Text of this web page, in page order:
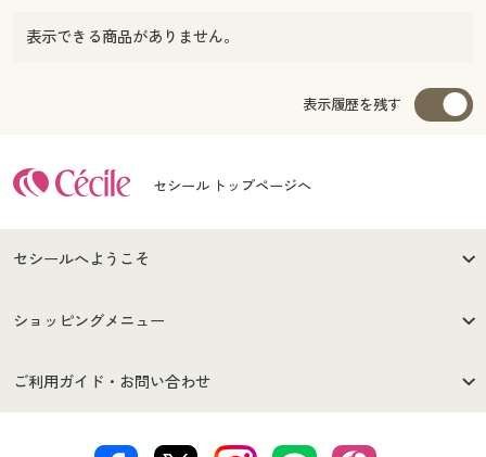
表示できる商品がありません。
表示履歴を残す
セシール トップページへ
セシールへようこそ
はじめての方へ
セシールご利用規約
ショッピングメニュー
商品カテゴリ
ご利用ガイド・お問い合わせ